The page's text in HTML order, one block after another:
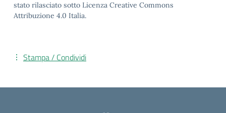
stato rilasciato sotto Licenza Creative Commons
Attribuzione 4.0 Italia.
Stampa / Condividi